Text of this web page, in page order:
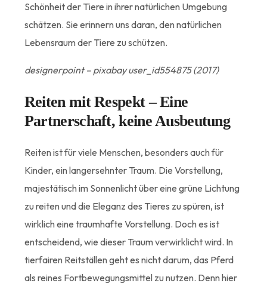
Schönheit der Tiere in ihrer natürlichen Umgebung
schätzen. Sie erinnern uns daran, den natürlichen
Lebensraum der Tiere zu schützen.
designerpoint – pixabay user_id554875 (2017)
Reiten mit Respekt – Eine
Partnerschaft, keine Ausbeutung
Reiten ist für viele Menschen, besonders auch für
Kinder, ein langersehnter Traum. Die Vorstellung,
majestätisch im Sonnenlicht über eine grüne Lichtung
zu reiten und die Eleganz des Tieres zu spüren, ist
wirklich eine traumhafte Vorstellung. Doch es ist
entscheidend, wie dieser Traum verwirklicht wird. In
tierfairen Reitställen geht es nicht darum, das Pferd
als reines Fortbewegungsmittel zu nutzen. Denn hier